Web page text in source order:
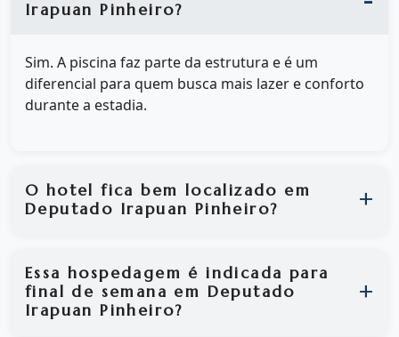
Irapuan Pinheiro?
Sim. A piscina faz parte da estrutura e é um
diferencial para quem busca mais lazer e conforto
durante a estadia.
O hotel fica bem localizado em
Deputado Irapuan Pinheiro?
Essa hospedagem é indicada para
final de semana em Deputado
Irapuan Pinheiro?